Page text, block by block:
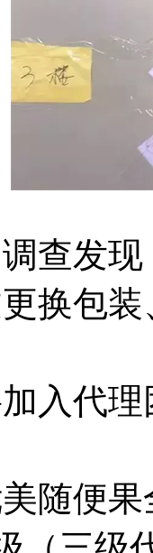
发现
换包
代理
便果